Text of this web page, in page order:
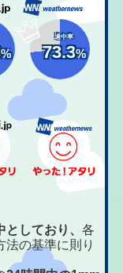
%
適中率
73.3%
としており、各
法の基準に則り